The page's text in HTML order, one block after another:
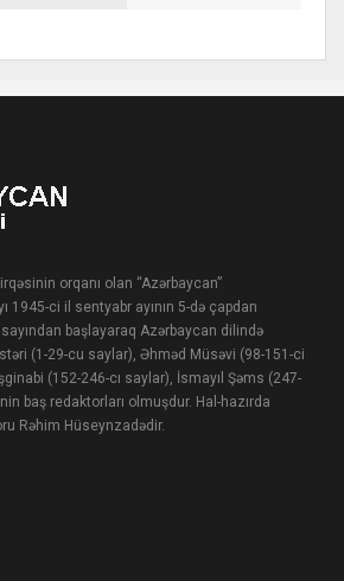
orqanı olan “Azərbaycan”
1945-ci il sentyabr ayının 5-də çapdan
sayından başlayaraq Azərbaycan dilində
(1-29-cu saylar), Əhməd Müsəvi (98-151-ci
(152-246-cı saylar), İsmayıl Şəms (247-
baş redaktorları olmuşdur. Hal-hazırda
Rəhim Hüseynzadədir.